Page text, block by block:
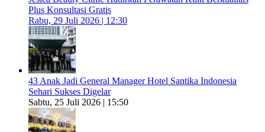
Plus Konsultasi Gratis
Rabu, 29 Juli 2026 | 12:30
43 Anak Jadi General Manager Hotel Santika Indonesia
Sehari Sukses Digelar
Sabtu, 25 Juli 2026 | 15:50